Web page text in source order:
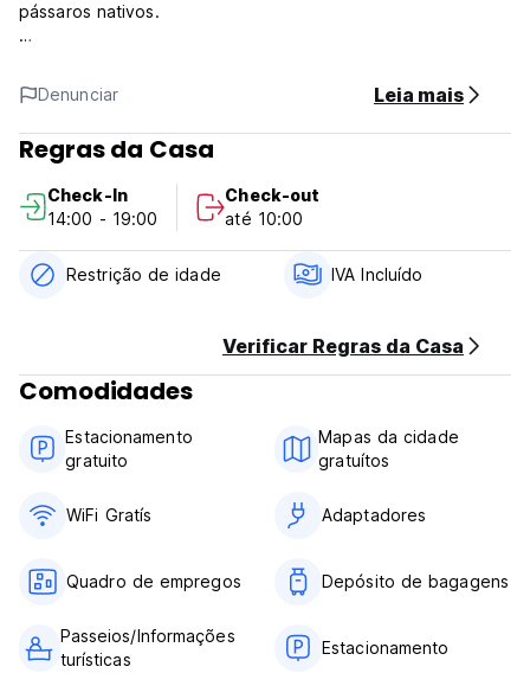
pássaros nativos.
para o ar livre ou se recuperar após um dia épico nos
elementos, incluindo armazenamento seguro, lavanderia,
camas confortáveis, Wi-Fi gratuito, sala de cinema e um
balcão de viagens administrado por nossa equipe simpática
A recepção está aberta diariamente até às 20h e o check-
in tardio pode ser organizado se você entrar em contato
conosco com antecedência. (Auto-translated from original
Denunciar Leia mais
Regras da Casa
Check-In
14:00 - 19:00
Check-out
até 10:00
Restrição de idade IVA Incluído
Verificar Regras da Casa
Comodidades
Estacionamento
gratuito
Mapas da cidade
gratuítos
WiFi Gratís Adaptadores
Quadro de empregos Depósito de bagagens
Passeios/Informações
turísticas
Estacionamento